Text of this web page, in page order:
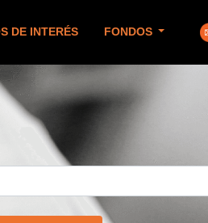
DE INTERÉS FONDOS